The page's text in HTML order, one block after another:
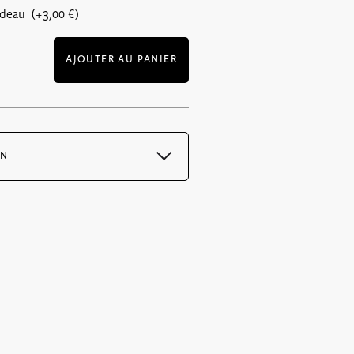
(+3,00 €)
AJOUTER AU PANIER